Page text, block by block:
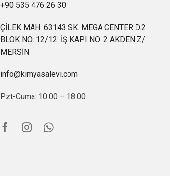
+90 535 476 26 30
ÇİLEK MAH. 63143 SK. MEGA CENTER D.2
BLOK NO: 12/12. İŞ KAPI NO: 2 AKDENİZ/
MERSİN
info@kimyasalevi.com
Pzt-Cuma: 10:00 – 18:00